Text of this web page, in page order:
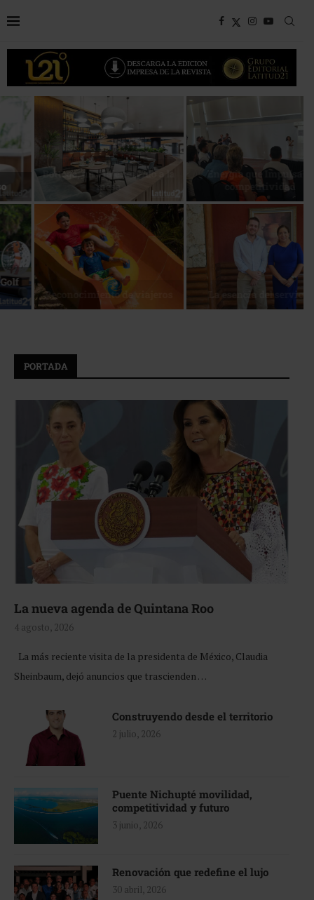
Bottega, un viaje servido a la
mesa
Energía que Impulsa la
competitividad
Reconocimiento de viajeros La esencia del servicio
PORTADA
La nueva agenda de Quintana Roo
4 agosto, 2026
La más reciente visita de la presidenta de México, Claudia
Sheinbaum, dejó anuncios que trascienden …
Construyendo desde el territorio
2 julio, 2026
Puente Nichupté movilidad,
competitividad y futuro
3 junio, 2026
Renovación que redefine el lujo
30 abril, 2026